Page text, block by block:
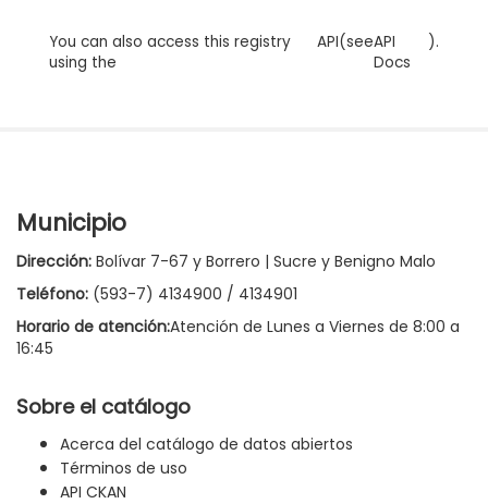
You can also access this registry
using the
API(seeAPI
Docs
).
Municipio
Dirección: Bolívar 7-67 y Borrero | Sucre y Benigno Malo
Teléfono: (593-7) 4134900 / 4134901
Horario de atención:Atención de Lunes a Viernes de 8:00 a
16:45
Sobre el catálogo
Acerca del catálogo de datos abiertos
Términos de uso
API CKAN